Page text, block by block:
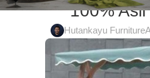
100%
Hutankayu Furniture